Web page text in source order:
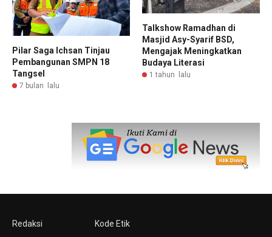
Pilar Saga Ichsan Tinjau
Pembangunan SMPN 18
Tangsel
7 bulan lalu
Talkshow Ramadhan di
Masjid Asy-Syarif BSD,
Mengajak Meningkatkan
Budaya Literasi
1 tahun lalu
Redaksi
Kode Etik